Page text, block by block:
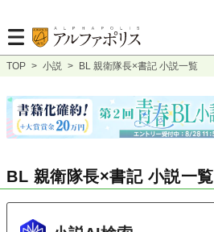
TOP > 小説 > BL 親衛隊長×書記 小説一覧
BL 親衛隊長×書記 小説一覧